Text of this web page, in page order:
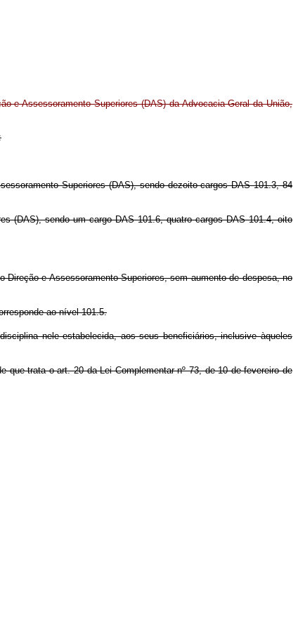
e Assessoramento Superiores (DAS) da Advocacia-Geral da União,
Superiores (DAS), sendo dezoito cargos DAS 101.3, 84
(DAS), sendo um cargo DAS 101.6, quatro cargos DAS 101.4, oito
e Assessoramento Superiores, sem aumento de despesa, no
ao nível 101.5.
nele estabelecida, aos seus beneficiários, inclusive àqueles
trata o art. 20 da Lei Complementar nº 73, de 10 de fevereiro de